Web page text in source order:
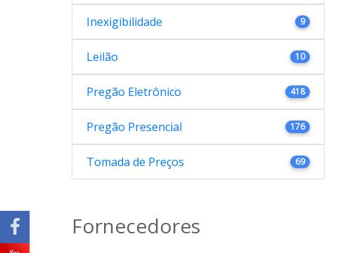
Inexigibilidade 9
Leilão 10
Pregão Eletrônico 418
Pregão Presencial 176
Tomada de Preços 69
Fornecedores